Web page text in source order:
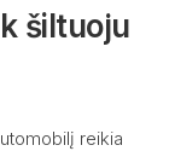
šiltuoju
reikia